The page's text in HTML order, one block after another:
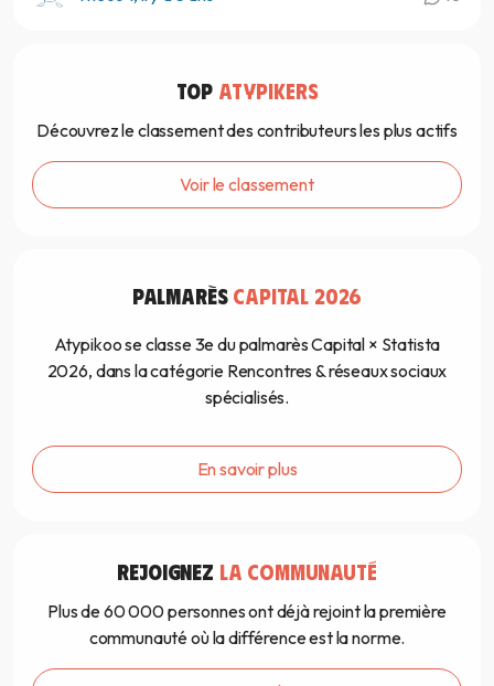
TOP ATYPIKERS
Découvrez le classement des contributeurs les plus actifs
Voir le classement
PALMARÈS CAPITAL 2026
Atypikoo se classe 3e du palmarès Capital × Statista
2026, dans la catégorie Rencontres & réseaux sociaux
spécialisés.
En savoir plus
REJOIGNEZ LA COMMUNAUTÉ
Plus de 60 000 personnes ont déjà rejoint la première
communauté où la différence est la norme.